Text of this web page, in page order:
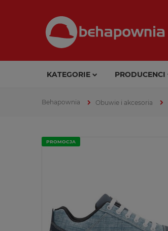
KATEGORIE PRODUCENCI
Obuwie i akcesoria
PROMOCJA